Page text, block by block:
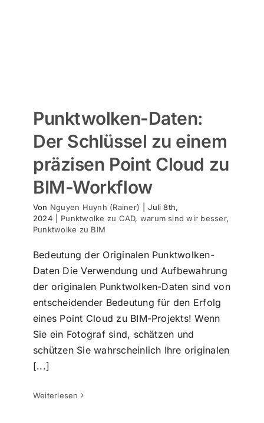
Punktwolken-Daten:
Der Schlüssel zu einem
präzisen Point Cloud zu
BIM-Workflow
Von Nguyen Huynh (Rainer)
Juli 8th,
2024
Punktwolke zu CAD, warum sind wir besser,
Punktwolke zu BIM
Bedeutung der Originalen Punktwolken-
Daten Die Verwendung und Aufbewahrung
der originalen Punktwolken-Daten sind von
entscheidender Bedeutung für den Erfolg
eines Point Cloud zu BIM-Projekts! Wenn
Sie ein Fotograf sind, schätzen und
schützen Sie wahrscheinlich Ihre originalen
[...]
Weiterlesen
Unser Scan2BIM Ansatz,
Nachrichten